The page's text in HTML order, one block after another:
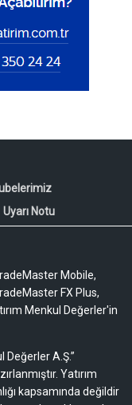
Uyarı Notu
Mobile,
FX Plus,
Menkul Değerler'in
Değerler A.Ş.”
Yatırım
kapsamında değildir